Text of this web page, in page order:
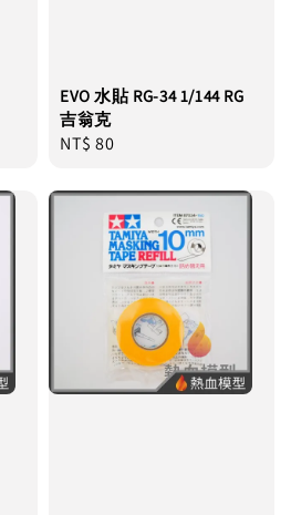
EVO 水貼 RG-34 1/144 RG
吉翁克
Regular
NT$ 80